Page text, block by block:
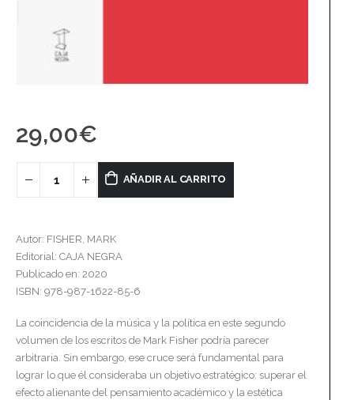
29,00€
AÑADIR AL CARRITO
Autor: FISHER, MARK
Editorial: CAJA NEGRA
Publicado en: 2020
ISBN: 978-987-1622-85-6
La coincidencia de la música y la política en este segundo
volumen de los escritos de Mark Fisher podría parecer
arbitraria. Sin embargo, ese cruce será fundamental para
lograr lo que él consideraba un objetivo estratégico: superar el
efecto alienante del pensamiento académico y la estética